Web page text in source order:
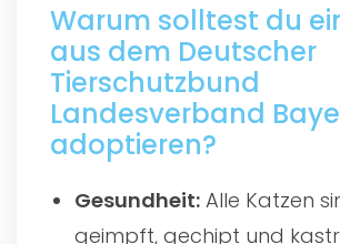
Warum solltest du
aus dem Deutscher
Tierschutzbund
Landesverband
adoptieren?
Gesundheit: Alle Katzen
geimpft, gechipt und